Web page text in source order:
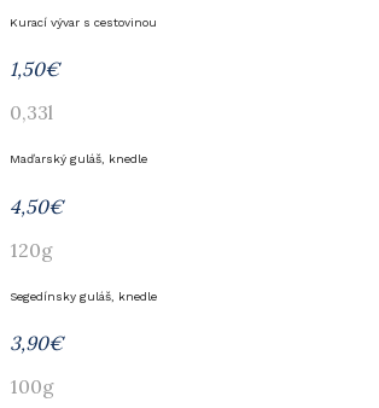
Kurací vývar s cestovinou
1,50€
0,33l
Maďarský guláš, knedle
4,50€
120g
Segedínsky guláš, knedle
3,90€
100g